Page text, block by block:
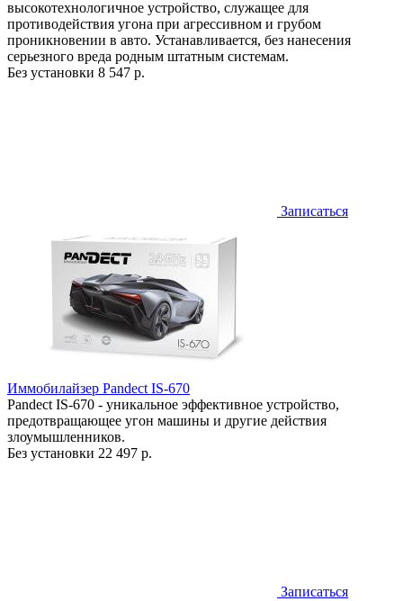
высокотехнологичное устройство, служащее для
противодействия угона при агрессивном и грубом
проникновении в авто. Устанавливается, без нанесения
серьезного вреда родным штатным системам.
Без установки 8 547 р.
Записаться
Иммобилайзер Pandect IS-670
Pandect IS-670 - уникальное эффективное устройство,
предотвращающее угон машины и другие действия
злоумышленников.
Без установки 22 497 р.
Записаться